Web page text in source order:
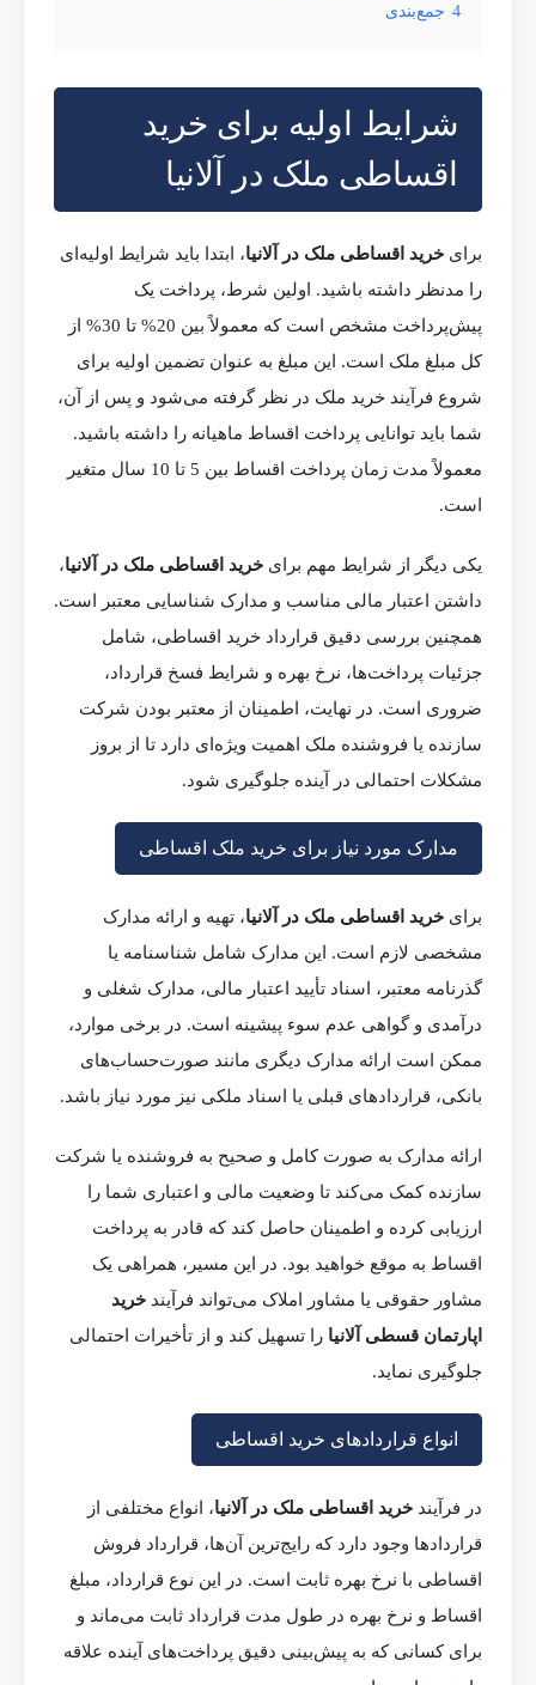
4 جمع‌بندی
شرایط اولیه برای خرید
اقساطی ملک در آلانیا
برای خرید اقساطی ملک در آلانیا، ابتدا باید شرایط اولیه‌ای
را مدنظر داشته باشید. اولین شرط، پرداخت یک
پیش‌پرداخت مشخص است که معمولاً بین 20% تا 30% از
کل مبلغ ملک است. این مبلغ به عنوان تضمین اولیه برای
شروع فرآیند خرید ملک در نظر گرفته می‌شود و پس از آن،
شما باید توانایی پرداخت اقساط ماهیانه را داشته باشید.
معمولاً مدت زمان پرداخت اقساط بین 5 تا 10 سال متغیر
است.
یکی دیگر از شرایط مهم برای خرید اقساطی ملک در آلانیا،
داشتن اعتبار مالی مناسب و مدارک شناسایی معتبر است.
همچنین بررسی دقیق قرارداد خرید اقساطی، شامل
جزئیات پرداخت‌ها، نرخ بهره و شرایط فسخ قرارداد،
ضروری است. در نهایت، اطمینان از معتبر بودن شرکت
سازنده یا فروشنده ملک اهمیت ویژه‌ای دارد تا از بروز
مشکلات احتمالی در آینده جلوگیری شود.
مدارک مورد نیاز برای خرید ملک اقساطی
برای خرید اقساطی ملک در آلانیا، تهیه و ارائه مدارک
مشخصی لازم است. این مدارک شامل شناسنامه یا
گذرنامه معتبر، اسناد تأیید اعتبار مالی، مدارک شغلی و
درآمدی و گواهی عدم سوء پیشینه است. در برخی موارد،
ممکن است ارائه مدارک دیگری مانند صورت‌حساب‌های
بانکی، قراردادهای قبلی یا اسناد ملکی نیز مورد نیاز باشد.
ارائه مدارک به صورت کامل و صحیح به فروشنده یا شرکت
سازنده کمک می‌کند تا وضعیت مالی و اعتباری شما را
ارزیابی کرده و اطمینان حاصل کند که قادر به پرداخت
اقساط به موقع خواهید بود. در این مسیر، همراهی یک
مشاور حقوقی یا مشاور املاک می‌تواند فرآیند خرید
اپارتمان قسطی آلانیا را تسهیل کند و از تأخیرات احتمالی
جلوگیری نماید.
انواع قراردادهای خرید اقساطی
در فرآیند خرید اقساطی ملک در آلانیا، انواع مختلفی از
قراردادها وجود دارد که رایج‌ترین آن‌ها، قرارداد فروش
اقساطی با نرخ بهره ثابت است. در این نوع قرارداد، مبلغ
اقساط و نرخ بهره در طول مدت قرارداد ثابت می‌ماند و
برای کسانی که به پیش‌بینی دقیق پرداخت‌های آینده علاقه